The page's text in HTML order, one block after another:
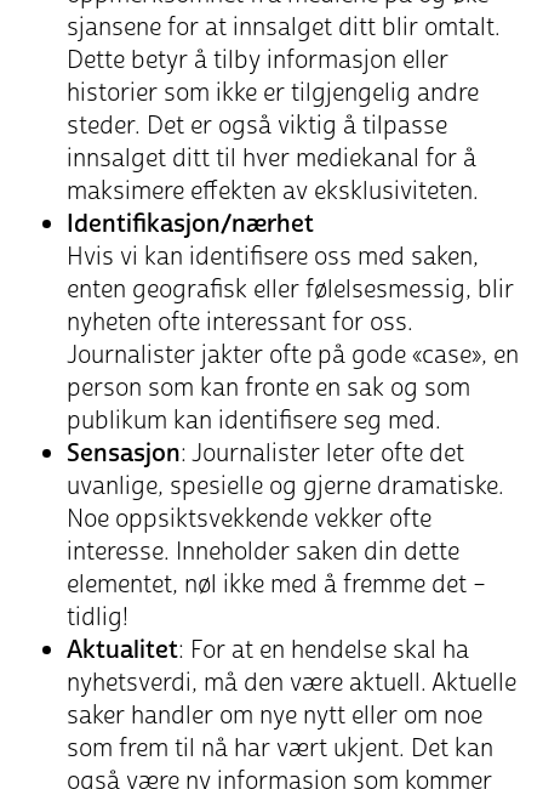
sjansene for at innsalget ditt blir omtalt.
Dette betyr å tilby informasjon eller
historier som ikke er tilgjengelig andre
steder. Det er også viktig å tilpasse
innsalget ditt til hver mediekanal for å
maksimere effekten av eksklusiviteten.
Identifikasjon/nærhet
Hvis vi kan identifisere oss med saken,
enten geografisk eller følelsesmessig, blir
nyheten ofte interessant for oss.
Journalister jakter ofte på gode «case», en
person som kan fronte en sak og som
publikum kan identifisere seg med.
Sensasjon: Journalister leter ofte det
uvanlige, spesielle og gjerne dramatiske.
Noe oppsiktsvekkende vekker ofte
interesse. Inneholder saken din dette
elementet, nøl ikke med å fremme det –
tidlig!
Aktualitet: For at en hendelse skal ha
nyhetsverdi, må den være aktuell. Aktuelle
saker handler om nye nytt eller om noe
som frem til nå har vært ukjent. Det kan
også være ny informasjon som kommer